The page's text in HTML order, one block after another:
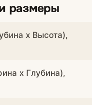
размеры
х Высота),
х Глубина),